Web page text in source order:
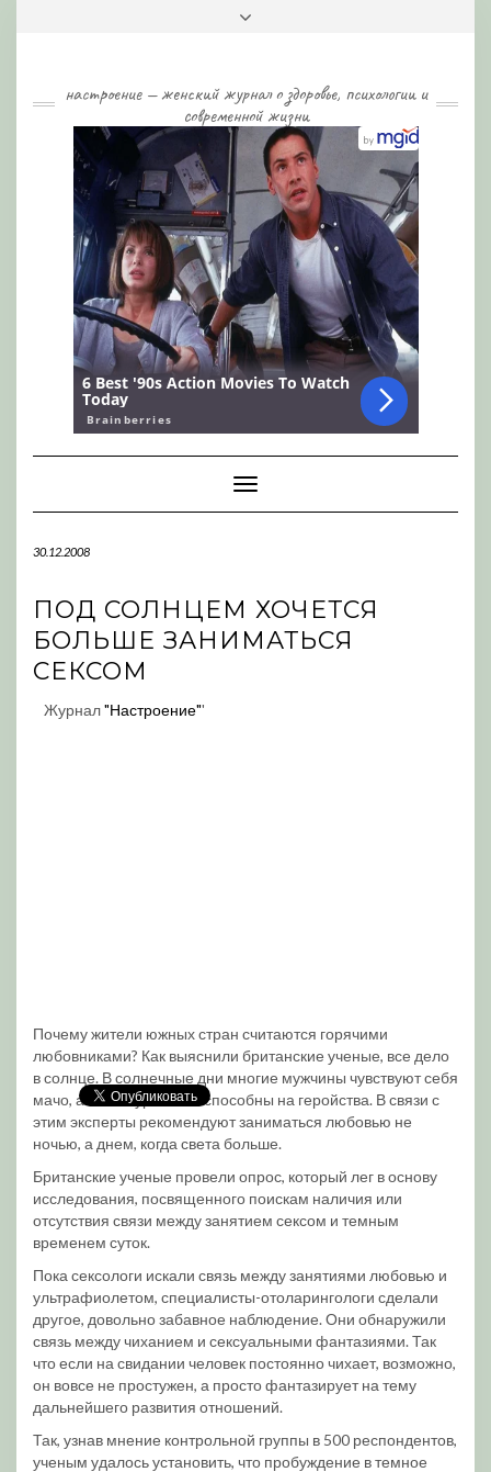
настроение — женский журнал о здоровье, психологии и
современной жизни
Toggle
Navigation
30.12.2008
ПОД СОЛНЦЕМ ХОЧЕТСЯ
БОЛЬШЕ ЗАНИМАТЬСЯ
СЕКСОМ
Журнал"Настроение"'
Почему жители южных стран считаются горячими
любовниками? Как выяснили британские ученые, все дело
в солнце. В солнечные дни многие мужчины чувствуют себя
мачо, а в пасмурные не способны на геройства. В связи с
этим эксперты рекомендуют заниматься любовью не
ночью, а днем, когда света больше.
Британские ученые провели опрос, который лег в основу
исследования, посвященного поискам наличия или
отсутствия связи между занятием сексом и темным
временем суток.
Пока сексологи искали связь между занятиями любовью и
ультрафиолетом, специалисты-отоларингологи сделали
другое, довольно забавное наблюдение. Они обнаружили
связь между чиханием и сексуальными фантазиями. Так
что если на свидании человек постоянно чихает, возможно,
он вовсе не простужен, а просто фантазирует на тему
дальнейшего развития отношений.
Так, узнав мнение контрольной группы в 500 респондентов,
ученым удалось установить, что пробуждение в темное